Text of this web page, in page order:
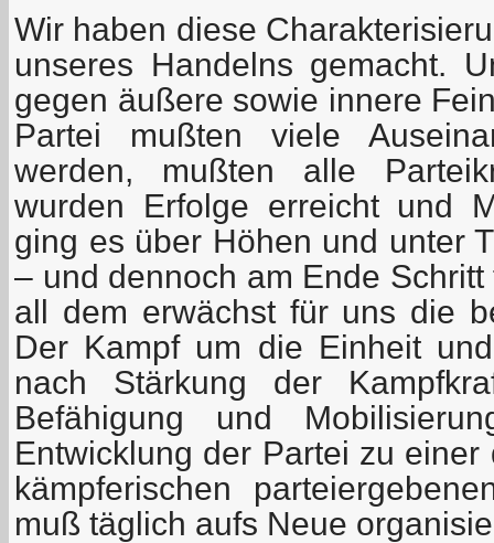
Wir haben diese
unseres Handelns gemacht.
gegen äußere sowie innere
Partei mußten viele
werden, mußten alle
wurden Erfolge erreicht und
ging es über Höhen und unter
– und dennoch am Ende
all dem erwächst für uns die
Der Kampf um die Einheit
nach Stärkung der
Befähigung und
Entwicklung der Partei zu
kämpferischen
muß täglich aufs Neue